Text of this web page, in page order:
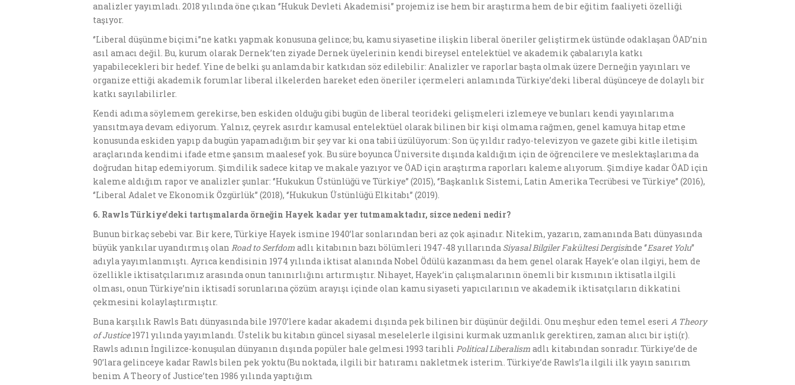
analizler yayımladı. 2018 yılında öne çıkan ‘’Hukuk Devleti Akademisi’’ projemiz ise hem bir araştırma hem de bir eğitim faaliyeti özelliği
taşıyor.
‘’Liberal düşünme biçimi’’ne katkı yapmak konusuna gelince; bu, kamu siyasetine ilişkin liberal öneriler geliştirmek üstünde odaklaşan ÖAD’nin
asıl amacı değil. Bu, kurum olarak Dernek’ten ziyade Dernek üyelerinin kendi bireysel entelektüel ve akademik çabalarıyla katkı
yapabilecekleri bir hedef. Yine de belki şu anlamda bir katkıdan söz edilebilir: Analizler ve raporlar başta olmak üzere Derneğin yayınları ve
organize ettiği akademik forumlar liberal ilkelerden hareket eden öneriler içermeleri anlamında Türkiye’deki liberal düşünceye de dolaylı bir
katkı sayılabilirler.
Kendi adıma söylemem gerekirse, ben eskiden olduğu gibi bugün de liberal teorideki gelişmeleri izlemeye ve bunları kendi yayınlarıma
yansıtmaya devam ediyorum. Yalnız, çeyrek asırdır kamusal entelektüel olarak bilinen bir kişi olmama rağmen, genel kamuya hitap etme
konusunda eskiden yapıp da bugün yapamadığım bir şey var ki ona tabiî üzülüyorum: Son üç yıldır radyo-televizyon ve gazete gibi kitle iletişim
araçlarında kendimi ifade etme şansım maalesef yok. Bu süre boyunca Üniversite dışında kaldığım için de öğrencilere ve meslektaşlarıma da
doğrudan hitap edemiyorum. Şimdilik sadece kitap ve makale yazıyor ve ÖAD için araştırma raporları kaleme alıyorum. Şimdiye kadar ÖAD için
kaleme aldığım rapor ve analizler şunlar: ‘’Hukukun Üstünlüğü ve Türkiye’’ (2015), ‘’Başkanlık Sistemi, Latin Amerika Tecrübesi ve Türkiye’’ (2016),
‘’Liberal Adalet ve Ekonomik Özgürlük’’ (2018), ‘’Hukukun Üstünlüğü Elkitabı’’ (2019).
6. Rawls Türkiye’deki tartışmalarda örneğin Hayek kadar yer tutmamaktadır, sizce nedeni nedir?
Bunun birkaç sebebi var. Bir kere, Türkiye Hayek ismine 1940’lar sonlarından beri az çok aşinadır. Nitekim, yazarın, zamanında Batı dünyasında
büyük yankılar uyandırmış olan Road to Serfdom adlı kitabının bazı bölümleri 1947-48 yıllarında Siyasal Bilgiler Fakültesi Dergisinde ‘’Esaret Yolu’’
adıyla yayımlanmıştı. Ayrıca kendisinin 1974 yılında iktisat alanında Nobel Ödülü kazanması da hem genel olarak Hayek’e olan ilgiyi, hem de
özellikle iktisatçılarımız arasında onun tanınırlığını artırmıştır. Nihayet, Hayek’in çalışmalarının önemli bir kısmının iktisatla ilgili
olması, onun Türkiye’nin iktisadî sorunlarına çözüm arayışı içinde olan kamu siyaseti yapıcılarının ve akademik iktisatçıların dikkatini
çekmesini kolaylaştırmıştır.
Buna karşılık Rawls Batı dünyasında bile 1970’lere kadar akademi dışında pek bilinen bir düşünür değildi. Onu meşhur eden temel eseri A Theory
of Justice1971 yılında yayımlandı. Üstelik bu kitabın güncel siyasal meselelerle ilgisini kurmak uzmanlık gerektiren, zaman alıcı bir işti(r).
Rawls adının İngilizce-konuşulan dünyanın dışında popüler hale gelmesi 1993 tarihli Political Liberalism adlı kitabından sonradır. Türkiye’de de
90’lara gelinceye kadar Rawls bilen pek yoktu (Bu noktada, ilgili bir hatıramı nakletmek isterim. Türkiye’de Rawls’la ilgili ilk yayın sanırım
benim A Theory of Justice’ten 1986 yılında yaptığım